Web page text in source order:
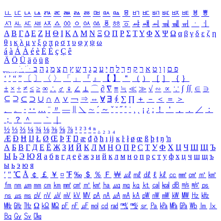
ㅥ ㅦ ㅧ ㅨ ㅩ ㅪ ㅫ ㅬ ㅭ ㅮ ㅯ ㅰ ㅱ ㅲ ㅳ ㅴ ㅵ ㅶ ㅷ ㅸ
ㅹ
ㅺ ㅻ ㅼ ㅽ ㅾ ㅿ ㆀ ㆁ ㆂ ㆃ ㆄ ㆅ ㆆ ㆇ ㆈ ㆉ ㆊ ㆋ ㆌ ㆍ
ㆎ
Α Β ΓΔ Ε Ζ Η Θ Ι ΚΛ Μ Ν Ξ Ο Π Ρ Σ ΤΥ Φ Χ Ψ Ω α β γ δ ε ζ η
θ ι κ λ μ ν ξ ο π ρ σ τ υ φ χ ψ ω
á à Á À é è É È ç Ç ê
Ä Ö Ü ä ö ü ß
ִֶֹ ֻּ ׁׂ פ ם ן ו ט א ר ק ף ך ל ח י ע כ ג ד ש ץ ת צ מ נ ה ב
‘ ’ “ ” 〔 〕 〈 〉 「 」 『 』 【 】 ＂ （ ） ［ ］ ｛ ｝
± × ÷ ≠ ≤ ≥ ∞ ∴ ♂ ♀ ∠ ⊥ ⌒ ∂ ∇ ≡ ≒ ≪ ≫ √ ∽ ∝ ∵ ∫ ∬ ∈ ∋
⊆ ⊇ ⊂ ⊃ ∪ ∩ ∧ ∨ ￢ ⇒ ⇔ ∀ ∃ ∮ ∑ ∏ ＋ － ＜ ＝
＞
、
。 · ‥ … ¨ 〃 ― ＼ ∼ ´ ～ ˇ ˘ ˝ ˚ ˙ ¸ ¡ ¿ ː ！ ＇ ， ． ／
：
；
？ ＾ ｀
½ ⅓ ⅔ ¼ ¾ ⅛ ⅜ ⅝ ⅞ ¹ ² ³ ⁴ ⁿ ₁ ₂ ₃ ₄
Æ Ð Ħ Ĳ Ł Ø Œ Þ Ŧ Ŋ æ đ ð ħ ı ĳ ĸ ŀ ł ø œ ß þ ŧ ŋ ŉ
А Б В Г Д Е Ё Ж З И Й К Л М Н О П Р С Т У Ф Х Ц Ч Ш Щ Ъ
Ы Ь Э Ю Я а б в г д е ё ж з и й к л м н о п р с т у ф х ц ч ш щ ъ
ы ь э ю я
′ ″ ℃ Å ￠ ￡ ￥ ¤ ℉ ‰ ＄ ％ Ｆ ￦ ㎕ ㎖ ㎗ ℓ ㎘ ㏄ ㎣ ㎤ ㎥ ㎦
㎙ ㎚ ㎛ ㎜ ㎝ ㎞ ㎟ ㎠ ㎡ ㎢ ㏊ ㎍ ㎎ ㎏ ㏏ ㎈ ㎉ ㏈ ㎧ ㎨ ㎰
㎱ ㎲ ㎳ ㎴ ㎵ ㎶ ㎷ ㎸ ㎹ ㎀ ㎁ ㎂ ㎃ ㎄ ㎺ ㎻ ㎽ ㎾ ㎿ ㎐ ㎑
㎒ ㎓ ㎔ Ω ㏀ ㏁ ㎊ ㎋ ㎌ ㏖ ㏅ ㎭ ㎮ ㎯ ㏛ ㎩ ㎪ ㎫ ㎬ ㏝ ㏐
㏓
㏃ ㏉ ㏜ ㏆